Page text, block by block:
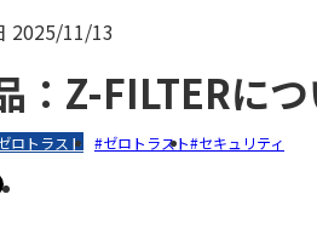
2025/11/13
：Z-FILTERに
ロトラスト ゼロトラスト セキュリティ